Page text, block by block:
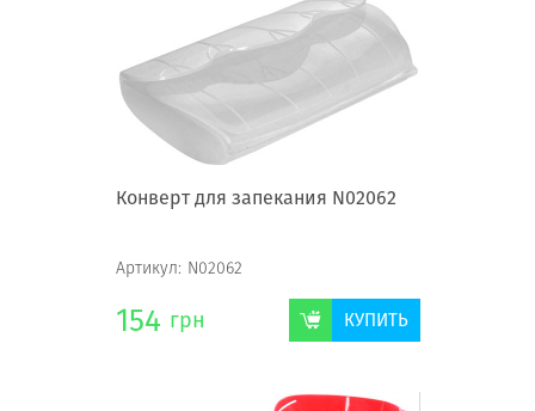
Конверт для запекания N02062
Артикул: N02062
154 грн КУПИТЬ